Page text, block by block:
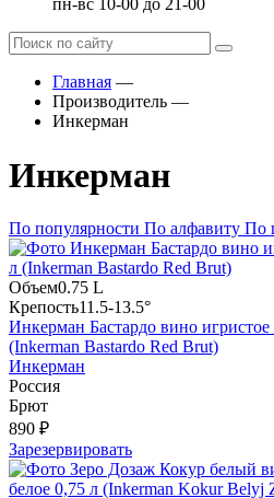
пн-вс 10-00 до 21-00
Главная —
Производитель —
Инкерман
Инкерман
По популярности По алфавиту По
Объем0.75 L
Крепость11.5-13.5°
Инкерман Бастардо вино
(Inkerman Bastardo Red Brut)
Инкерман
Россия
Брют
890 ₽
Зарезервировать